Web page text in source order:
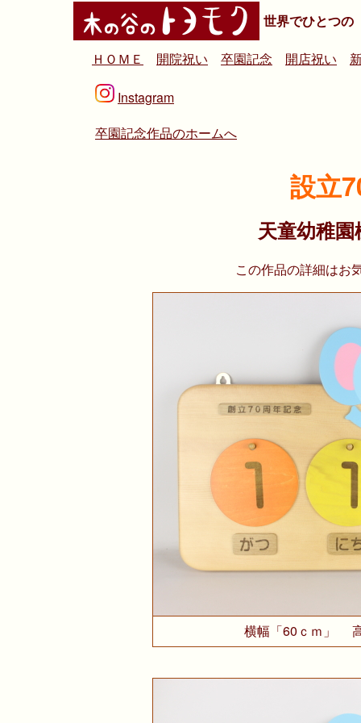
世界でひとつの
ＨＯＭＥ 開院祝い 卒園記念 開店祝い
Instagram
卒園記念作品のホームへ
設立
天童幼稚
この作品の詳細はお
横幅「60ｃｍ」